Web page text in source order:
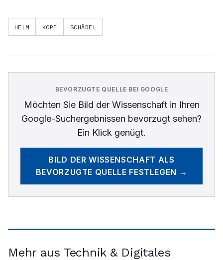
HELM KOPF SCHÄDEL
BEVORZUGTE QUELLE BEI GOOGLE
Möchten Sie Bild der Wissenschaftin Ihren
Google-Suchergebnissen bevorzugt sehen?
Ein Klick genügt.
BILD DER WISSENSCHAFT ALS
BEVORZUGTE QUELLE FESTLEGEN →
Mehr aus Technik & Digitales